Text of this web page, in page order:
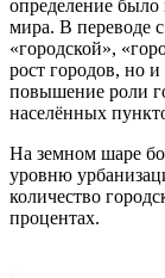
определение было
мира. В переводе
«городской»,
рост городов, но и
повышение роли
населённых
На земном шаре
уровню
количество
процентах.